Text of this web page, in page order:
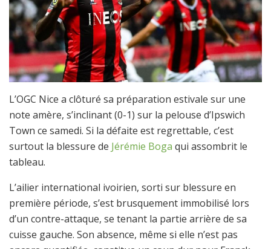
L’OGC Nice a clôturé sa préparation estivale sur une
note amère, s’inclinant (0-1) sur la pelouse d’Ipswich
Town ce samedi. Si la défaite est regrettable, c’est
surtout la blessure de Jérémie Boga qui assombrit le
tableau.
L’ailier international ivoirien, sorti sur blessure en
première période, s’est brusquement immobilisé lors
d’un contre-attaque, se tenant la partie arrière de sa
cuisse gauche. Son absence, même si elle n’est pas